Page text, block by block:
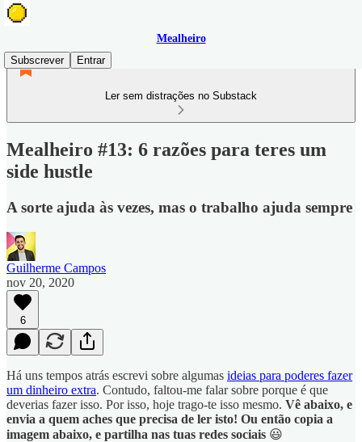
Mealheiro
Subscrever
Entrar
Ler sem distrações no Substack
Mealheiro #13: 6 razões para teres um
side hustle
A sorte ajuda às vezes, mas o trabalho ajuda sempre
Guilherme Campos
nov 20, 2020
6
Há uns tempos atrás escrevi sobre algumas ideias para poderes fazer
um dinheiro extra. Contudo, faltou-me falar sobre porque é que
deverias fazer isso. Por isso, hoje trago-te isso mesmo. Vê abaixo, e
envia a quem aches que precisa de ler isto! Ou então copia a
imagem abaixo, e partilha nas tuas redes sociais 😃